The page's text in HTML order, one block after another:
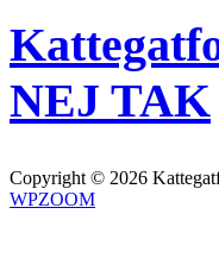
NEJ TAK
Copyright © 2026
WPZOOM